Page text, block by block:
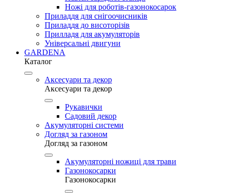
Ножі для роботів-газонокосарок
Приладдя для снігоочисників
Приладдя до висоторізів
Прилладя для акумуляторів
Універсальні двигуни
GARDENA
Каталог
Аксесуари та декор
Аксесуари та декор
Рукавички
Садовий декор
Акумуляторні системи
Догляд за газоном
Догляд за газоном
Акумуляторні ножиці для трави
Газонокосарки
Газонокосарки